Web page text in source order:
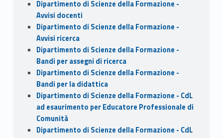
Dipartimento di Scienze della Formazione -
Avvisi docenti
Dipartimento di Scienze della Formazione -
Avvisi ricerca
Dipartimento di Scienze della Formazione -
Bandi per assegni di ricerca
Dipartimento di Scienze della Formazione -
Bandi per la didattica
Dipartimento di Scienze della Formazione - CdL
ad esaurimento per Educatore Professionale di
Comunità
Dipartimento di Scienze della Formazione - CdL